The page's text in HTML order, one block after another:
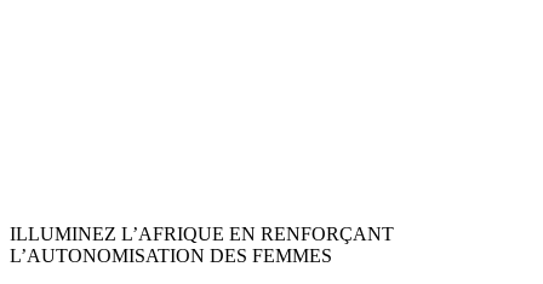
ILLUMINEZ L’AFRIQUE EN RENFORÇANT
L’AUTONOMISATION DES FEMMES